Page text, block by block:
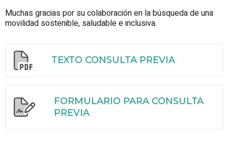
Muchas gracias por su colaboración en la búsqueda de una
movilidad sostenible, saludable e inclusiva.
TEXTO CONSULTA PREVIA
FORMULARIO PARA CONSULTA
PREVIA